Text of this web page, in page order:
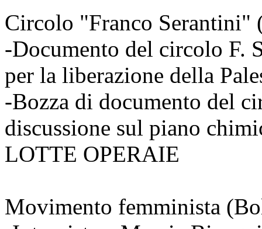
Circolo "Franco Serantini"
-Documento del circolo F.
per la liberazione della
-Bozza di documento del
discussione sul piano
LOTTE OPERAIE
Movimento femminista